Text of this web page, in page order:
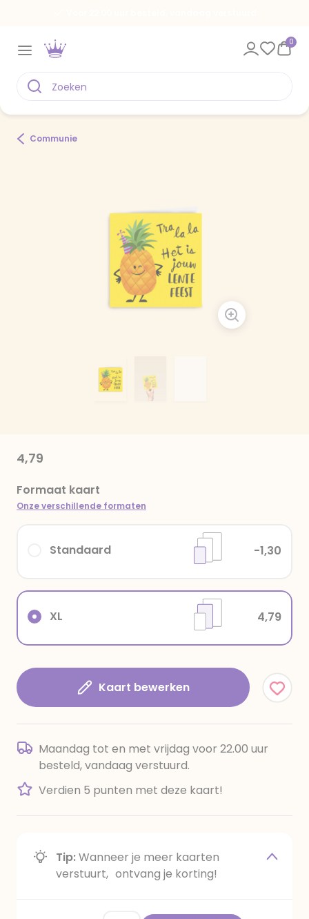
0
Communie
4,79
Formaat kaart
Onze verschillende formaten
XL 4,79
Standaard -1,30
Kaart bewerken
Maandag tot en met vrijdag voor 22.00 uur
besteld, vandaag verstuurd.
Verdien 5 punten met deze kaart!
Tip:Wanneer je meer kaarten
verstuurt, ontvang je korting!